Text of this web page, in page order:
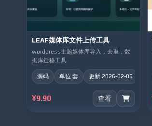
471953186 1359728095 125703201
38935393 aolv 892711011
LEAF媒体库文件上传工具
wordpress主题媒体库导入，去重，数
据库迁移工具
源码 单位 套 更新 2026-02-06
¥9.90 查看